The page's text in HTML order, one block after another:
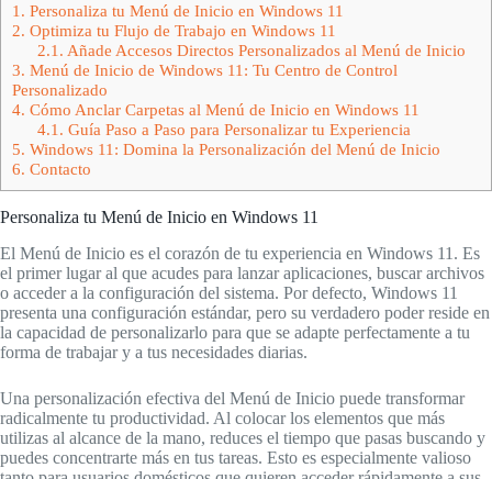
1. Personaliza tu Menú de Inicio en Windows 11
2. Optimiza tu Flujo de Trabajo en Windows 11
2.1. Añade Accesos Directos Personalizados al Menú de Inicio
3. Menú de Inicio de Windows 11: Tu Centro de Control
Personalizado
4. Cómo Anclar Carpetas al Menú de Inicio en Windows 11
4.1. Guía Paso a Paso para Personalizar tu Experiencia
5. Windows 11: Domina la Personalización del Menú de Inicio
6. Contacto
Personaliza tu Menú de Inicio en Windows 11
El Menú de Inicio es el corazón de tu experiencia en Windows 11. Es
el primer lugar al que acudes para lanzar aplicaciones, buscar archivos
o acceder a la configuración del sistema. Por defecto, Windows 11
presenta una configuración estándar, pero su verdadero poder reside en
la capacidad de personalizarlo para que se adapte perfectamente a tu
forma de trabajar y a tus necesidades diarias.
Una personalización efectiva del Menú de Inicio puede transformar
radicalmente tu productividad. Al colocar los elementos que más
utilizas al alcance de la mano, reduces el tiempo que pasas buscando y
puedes concentrarte más en tus tareas. Esto es especialmente valioso